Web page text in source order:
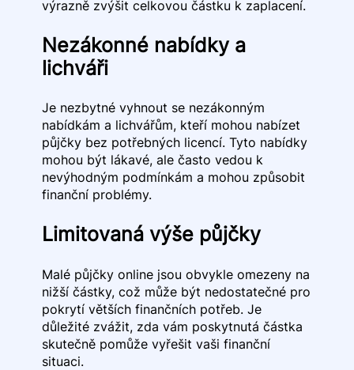
výrazně zvýšit celkovou částku k zaplacení.
Nezákonné nabídky a
lichváři
Je nezbytné vyhnout se nezákonným
nabídkám a lichvářům, kteří mohou nabízet
půjčky bez potřebných licencí. Tyto nabídky
mohou být lákavé, ale často vedou k
nevýhodným podmínkám a mohou způsobit
finanční problémy.
Limitovaná výše půjčky
Malé půjčky online jsou obvykle omezeny na
nižší částky, což může být nedostatečné pro
pokrytí větších finančních potřeb. Je
důležité zvážit, zda vám poskytnutá částka
skutečně pomůže vyřešit vaši finanční
situaci.